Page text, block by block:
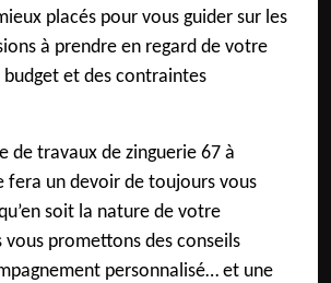
placés pour vous guider sur les
à prendre en regard de votre
et des contraintes
de travaux de zinguerie 67 à
fera un devoir de toujours vous
soit la nature de votre
vous promettons des conseils
personnalisé… et une